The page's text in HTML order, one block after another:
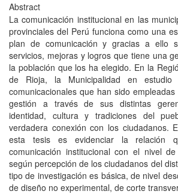
Abstract
La comunicación institucional en las
provinciales del Perú funciona como una
plan de comunicación y gracias a ello
servicios, mejoras y logros que tiene una
la población que los ha elegido. En la
de Rioja, la Municipalidad en estudio
comunicacionales que han sido
gestión a través de sus distintas
identidad, cultura y tradiciones del
verdadera conexión con los ciudadanos.
esta tesis es evidenciar la relación
comunicación institucional con el nivel
según percepción de los ciudadanos del
tipo de investigación es básica, de nivel
de diseño no experimental, de corte